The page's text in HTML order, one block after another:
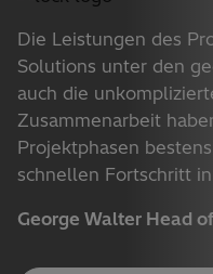
Die Leistungen des
Solutions unter den
auch die
Zusammenarbeit
Projektphasen
schnellen Fortschritt in
George Walter Head